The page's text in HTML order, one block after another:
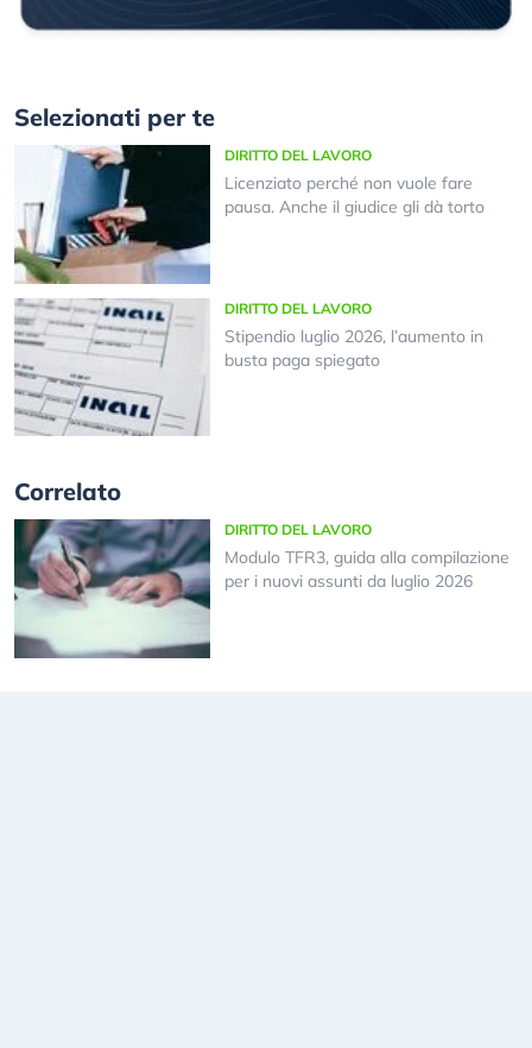
Selezionati per te
DIRITTO DEL LAVORO
Licenziato perché non vuole fare
pausa. Anche il giudice gli dà torto
DIRITTO DEL LAVORO
Stipendio luglio 2026, l’aumento in
busta paga spiegato
Correlato
DIRITTO DEL LAVORO
Modulo TFR3, guida alla compilazione
per i nuovi assunti da luglio 2026